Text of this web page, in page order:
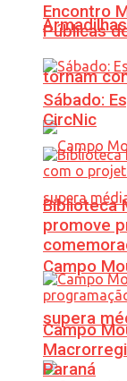
tornam
Campo
supera
Encontro
Públicas
Sábado:
CircNic
Biblioteca
promove
Campo
Paraná